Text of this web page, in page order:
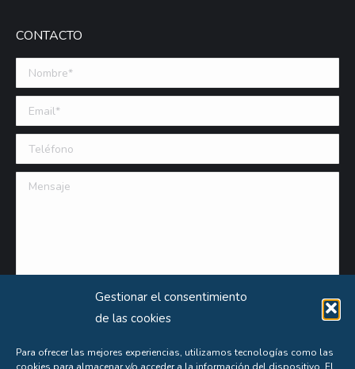
Gestionar el consentimiento
de las cookies
Para ofrecer las mejores experiencias, utilizamos tecnologías como las
CONTACTO
Nombre *
Email (requerido)
Teléfono
Mensaje